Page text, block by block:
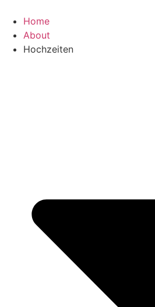
Home
About
Hochzeiten